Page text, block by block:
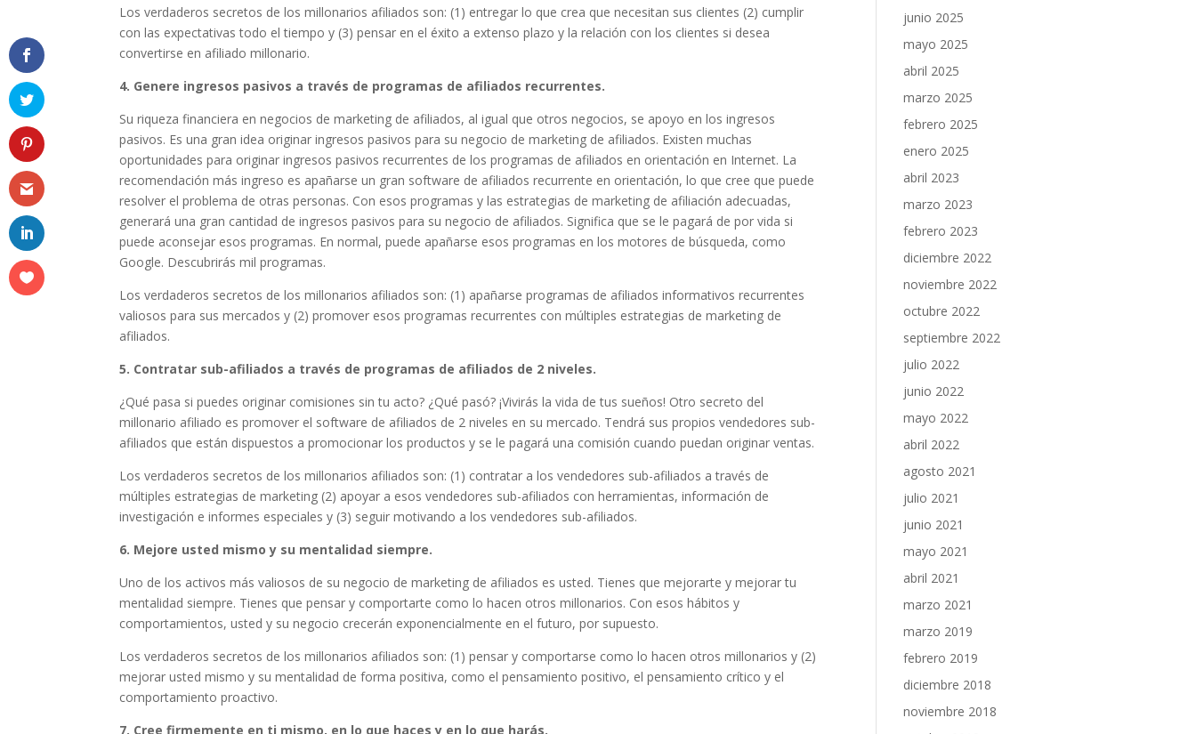
Los verdaderos secretos de los millonarios afiliados son: (1) entregar lo que crea que necesitan sus clientes (2) cumplir
con las expectativas todo el tiempo y (3) pensar en el éxito a extenso plazo y la relación con los clientes si desea
convertirse en afiliado millonario.
4. Genere ingresos pasivos a través de programas de afiliados recurrentes.
Su riqueza financiera en negocios de marketing de afiliados, al igual que otros negocios, se apoyo en los ingresos
pasivos. Es una gran idea originar ingresos pasivos para su negocio de marketing de afiliados. Existen muchas
oportunidades para originar ingresos pasivos recurrentes de los programas de afiliados en orientación en Internet. La
recomendación más ingreso es apañarse un gran software de afiliados recurrente en orientación, lo que cree que puede
resolver el problema de otras personas. Con esos programas y las estrategias de marketing de afiliación adecuadas,
generará una gran cantidad de ingresos pasivos para su negocio de afiliados. Significa que se le pagará de por vida si
puede aconsejar esos programas. En normal, puede apañarse esos programas en los motores de búsqueda, como
Google. Descubrirás mil programas.
Los verdaderos secretos de los millonarios afiliados son: (1) apañarse programas de afiliados informativos recurrentes
valiosos para sus mercados y (2) promover esos programas recurrentes con múltiples estrategias de marketing de
afiliados.
5. Contratar sub-afiliados a través de programas de afiliados de 2 niveles.
¿Qué pasa si puedes originar comisiones sin tu acto? ¿Qué pasó? ¡Vivirás la vida de tus sueños! Otro secreto del
millonario afiliado es promover el software de afiliados de 2 niveles en su mercado. Tendrá sus propios vendedores sub-
afiliados que están dispuestos a promocionar los productos y se le pagará una comisión cuando puedan originar ventas.
Los verdaderos secretos de los millonarios afiliados son: (1) contratar a los vendedores sub-afiliados a través de
múltiples estrategias de marketing (2) apoyar a esos vendedores sub-afiliados con herramientas, información de
investigación e informes especiales y (3) seguir motivando a los vendedores sub-afiliados.
6. Mejore usted mismo y su mentalidad siempre.
Uno de los activos más valiosos de su negocio de marketing de afiliados es usted. Tienes que mejorarte y mejorar tu
mentalidad siempre. Tienes que pensar y comportarte como lo hacen otros millonarios. Con esos hábitos y
comportamientos, usted y su negocio crecerán exponencialmente en el futuro, por supuesto.
Los verdaderos secretos de los millonarios afiliados son: (1) pensar y comportarse como lo hacen otros millonarios y (2)
mejorar usted mismo y su mentalidad de forma positiva, como el pensamiento positivo, el pensamiento crítico y el
comportamiento proactivo.
7. Cree firmemente en ti mismo, en lo que haces y en lo que harás.
junio 2025
mayo 2025
abril 2025
marzo 2025
febrero 2025
enero 2025
abril 2023
marzo 2023
febrero 2023
diciembre 2022
noviembre 2022
octubre 2022
septiembre 2022
julio 2022
junio 2022
mayo 2022
abril 2022
agosto 2021
julio 2021
junio 2021
mayo 2021
abril 2021
marzo 2021
marzo 2019
febrero 2019
diciembre 2018
noviembre 2018